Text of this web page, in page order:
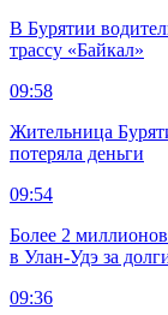
В Бурятии
трассу «Байкал»
09:58
Жительница
потеряла деньги
09:54
Более 2
в Улан-Удэ за
09:36